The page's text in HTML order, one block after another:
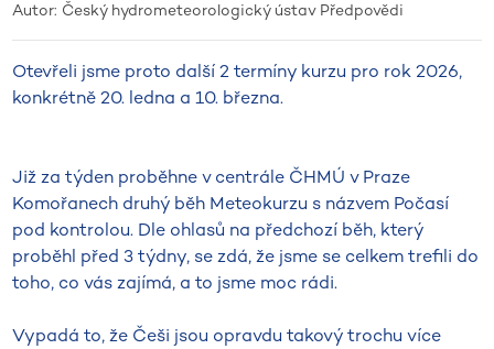
Autor: Český hydrometeorologický ústav Předpovědi
Otevřeli jsme proto další 2 termíny kurzu pro rok 2026,
konkrétně 20. ledna a 10. března.
Již za týden proběhne v centrále ČHMÚ v Praze
Komořanech druhý běh Meteokurzu s názvem Počasí
pod kontrolou. Dle ohlasů na předchozí běh, který
proběhl před 3 týdny, se zdá, že jsme se celkem trefili do
toho, co vás zajímá, a to jsme moc rádi.
Vypadá to, že Češi jsou opravdu takový trochu více